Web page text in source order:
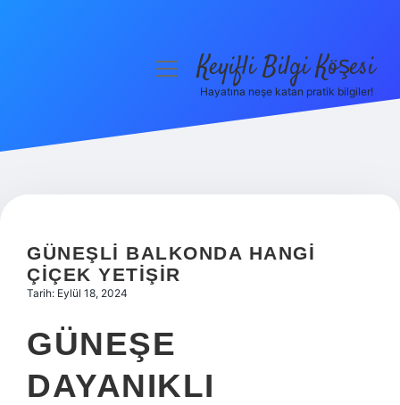
Hakkımızda
menüyüKeyifli Bilgi Köşesi
Hayatına neşe katan pratik bilgiler!
GÜNEŞLI BALKONDA HANGI
ÇIÇEK YETIŞIR
Tarih: Eylül 18, 2024
GÜNEŞE
DAYANIKLI